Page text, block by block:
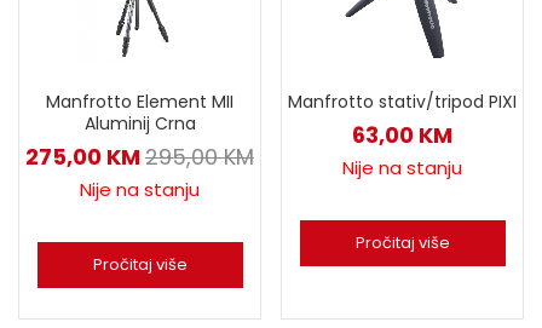
Manfrotto Element MII
Aluminij Crna
275,00 KM295,00KM
Nije na stanju
Pročitaj više
Manfrotto stativ/tripod PIXI
63,00 KM
Nije na stanju
Pročitaj više